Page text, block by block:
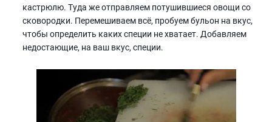
кастрюлю. Туда же отправляем потушившиеся овощи со
сковородки. Перемешиваем всё, пробуем бульон на вкус,
чтобы определить каких специи не хватает. Добавляем
недостающие, на ваш вкус, специи.